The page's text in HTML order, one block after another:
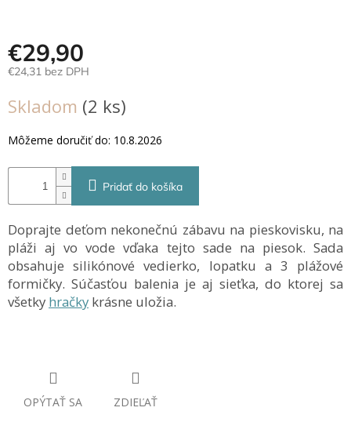
€29,90
€24,31 bez DPH
cena:
Skladom (2 ks)
Môžeme doručiť do: 10.8.2026
Pridať do košíka
Doprajte deťom nekonečnú zábavu na pieskovisku, na
pláži aj vo vode vďaka tejto sade na piesok. Sada
obsahuje silikónové vedierko, lopatku a 3 plážové
formičky. Súčasťou balenia je aj sieťka, do ktorej sa
všetky hračky krásne uložia.
OPÝTAŤ SA ZDIEĽAŤ